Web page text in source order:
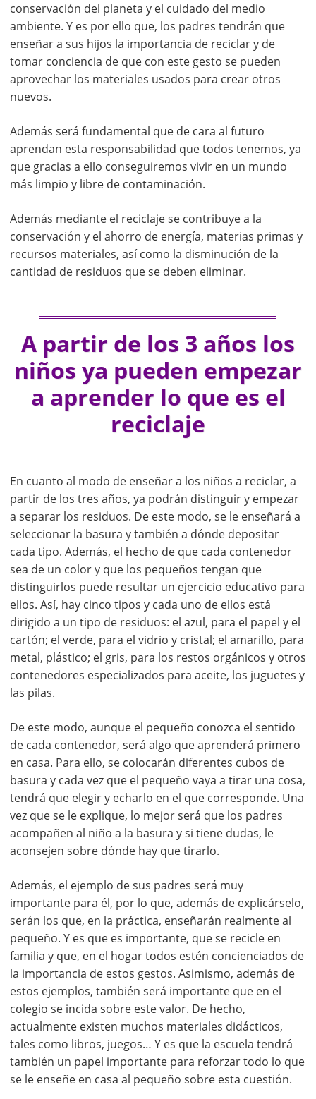
conservación del planeta y el cuidado del medio
ambiente. Y es por ello que, los padres tendrán que
enseñar a sus hijos la importancia de reciclar y de
tomar conciencia de que con este gesto se pueden
aprovechar los materiales usados para crear otros
nuevos.
Además será fundamental que de cara al futuro
aprendan esta responsabilidad que todos tenemos, ya
que gracias a ello conseguiremos vivir en un mundo
más limpio y libre de contaminación.
Además mediante el reciclaje se contribuye a la
conservación y el ahorro de energía, materias primas y
recursos materiales, así como la disminución de la
cantidad de residuos que se deben eliminar.
A partir de los 3 años los
niños ya pueden empezar
a aprender lo que es el
reciclaje
En cuanto al modo de enseñar a los niños a reciclar, a
partir de los tres años, ya podrán distinguir y empezar
a separar los residuos. De este modo, se le enseñará a
seleccionar la basura y también a dónde depositar
cada tipo. Además, el hecho de que cada contenedor
sea de un color y que los pequeños tengan que
distinguirlos puede resultar un ejercicio educativo para
ellos. Así, hay cinco tipos y cada uno de ellos está
dirigido a un tipo de residuos: el azul, para el papel y el
cartón; el verde, para el vidrio y cristal; el amarillo, para
metal, plástico; el gris, para los restos orgánicos y otros
contenedores especializados para aceite, los juguetes y
las pilas.
De este modo, aunque el pequeño conozca el sentido
de cada contenedor, será algo que aprenderá primero
en casa. Para ello, se colocarán diferentes cubos de
basura y cada vez que el pequeño vaya a tirar una cosa,
tendrá que elegir y echarlo en el que corresponde. Una
vez que se le explique, lo mejor será que los padres
acompañen al niño a la basura y si tiene dudas, le
aconsejen sobre dónde hay que tirarlo.
Además, el ejemplo de sus padres será muy
importante para él, por lo que, además de explicárselo,
serán los que, en la práctica, enseñarán realmente al
pequeño. Y es que es importante, que se recicle en
familia y que, en el hogar todos estén concienciados de
la importancia de estos gestos. Asimismo, además de
estos ejemplos, también será importante que en el
colegio se incida sobre este valor. De hecho,
actualmente existen muchos materiales didácticos,
tales como libros, juegos… Y es que la escuela tendrá
también un papel importante para reforzar todo lo que
se le enseñe en casa al pequeño sobre esta cuestión.